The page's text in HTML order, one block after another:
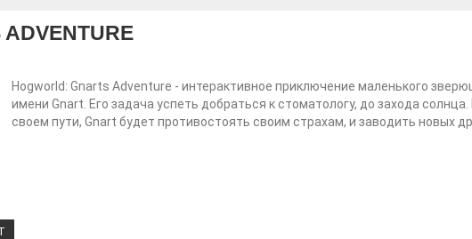
Hogworld: Gnarts Adventure - интерактивное приключение маленького
имени Gnart. Его задача успеть добраться к стоматологу, до захода солнца.
своем пути, Gnart будет противостоять своим страхам, и заводить новых